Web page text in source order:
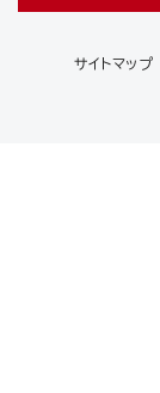
サイトマップ